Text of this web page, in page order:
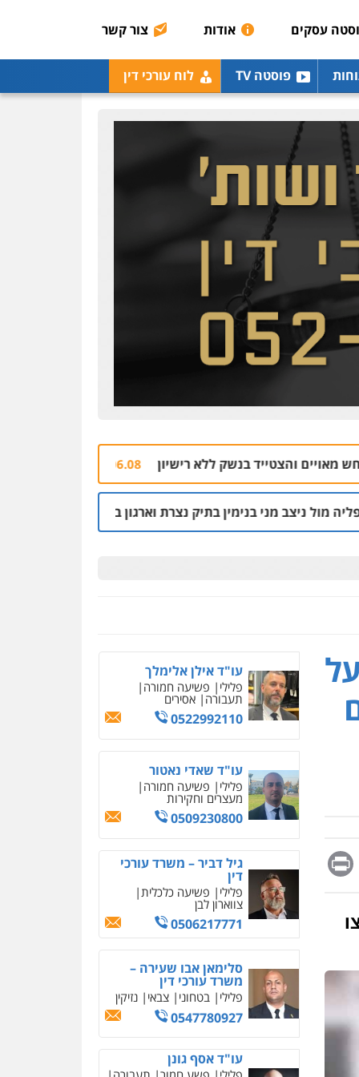
עסקים אודות צור קשר
פוסטה TV לוח עורכי דין
בנשק ללא רישיון 06.08 | 20:43 מלחמתו של האסיר
בתיק נצרת וארגון בכרי 05.08 | 08:53
Message
Print
0506216048
עו"ד שלומי שרון
פלילי צבאי מעצרים
וחקירות
0547342002
עו"ד אלון קריטי
סמים
0525544654
פלילי
חקירות ומעצרים
והונאה
עו"ד שלי גורביץ – לוי
צבאי תעבורה
משרד עורכי דין חן ברוך
פלילי דיני תעבורה מעצרים
וחקירות
0505078733
עו"ד אילן אלימלך
פלילי פשיעה חמורה
תעבורה אסירים
0522992110
עו"ד שאדי נאטור
פלילי פשיעה חמורה
מעצרים וחקירות
0509230800
גיל דביר – משרד עורכי
דין
פלילי פשיעה כלכלית
צווארון לבן
0506217771
סלימאן אבו שעירה –
משרד עורכי דין
פלילי בטחוני צבאי נזיקין
0547780927
עו"ד אסף גונן
איומים כתובים
תושב סכנין חשוד ששלח הודעות
מאיימות לעורך דין מקומי
אבי שקד מונה
בלשכת עורכי הדין